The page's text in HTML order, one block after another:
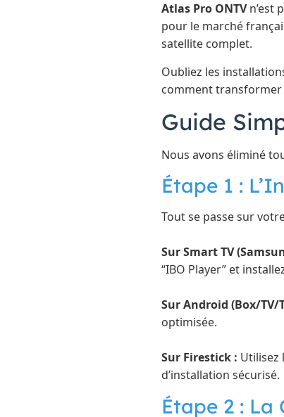
Atlas Pro ONTVn’est
pour le marché
satellite complet.
Oubliez les
comment transformer
Guide
Nous avons éliminé
Étape 1 :
Tout se passe sur
Sur Smart TV
“IBO Player” et
Sur Android (Box/TV/
optimisée.
Sur Firestick : Utilisez
d’installation sécurisé.
Étape 2 : La